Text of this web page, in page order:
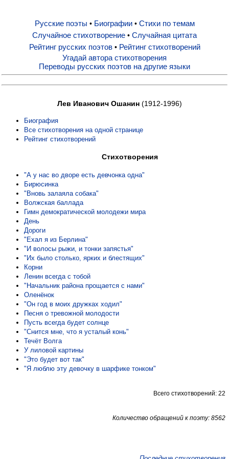
Русские поэты
Биографии
Стихи по темам
Случайное стихотворение
Рейтинг русских поэтов
Рейтинг стихотворений
Русские поэты • Биографии• Стихи по темам
Случайное стихотворение • Случайная цитата
Рейтинг русских поэтов• Рейтинг стихотворений
Угадай автора стихотворения
Переводы русских поэтов на другие языки
Лев Иванович Ошанин (1912-1996)
Биография
Все стихотворения на одной странице
Рейтинг стихотворений
Стихотворения
"А у нас во дворе есть девчонка одна"
Бирюсинка
"Вновь залаяла собака"
Волжская баллада
Гимн демократической молодежи мира
День
Дороги
"Ехал я из Берлина"
"И волосы рыжи, и тонки запястья"
"Их было столько, ярких и блестящих"
Корни
Ленин всегда с тобой
"Начальник района прощается с нами"
Оленёнок
"Он год в моих дружках ходил"
Песня о тревожной молодости
Пусть всегда будет солнце
"Снится мне, что я усталый конь"
Течёт Волга
У лиловой картины
"Это будет вот так"
"Я люблю эту девочку в шарфике тонком"
Всего стихотворений: 22
Количество обращений к поэту: 8562